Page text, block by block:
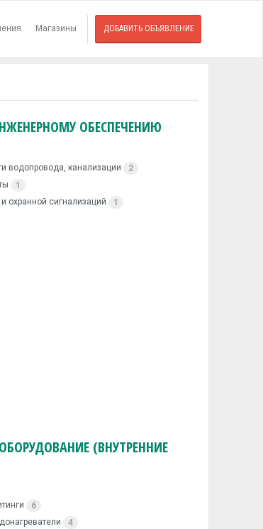
Магазины ДОБАВИТЬ ОБЪЯВЛЕНИЕ
ОБЕСПЕЧЕНИЮ
водопровода, канализации
2
1
охранной сигнализаций
1
(ВНУТРЕННИЕ
6
4